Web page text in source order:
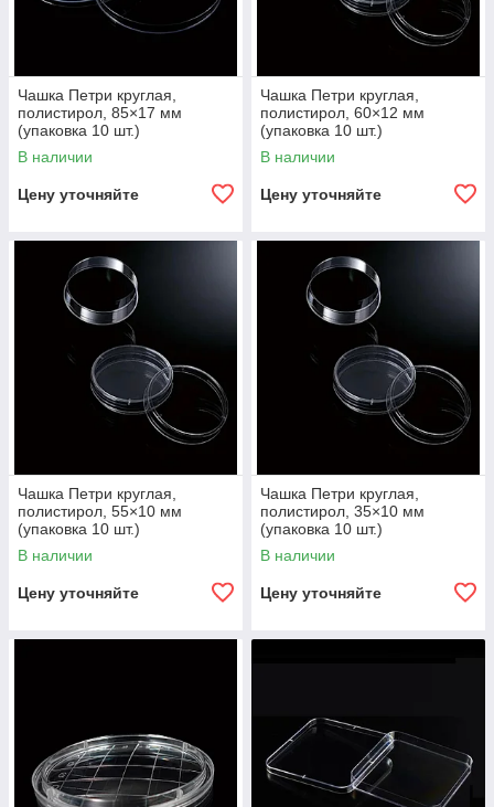
Чашка Петри круглая,
полистирол, 85×17 мм
(упаковка 10 шт.)
В наличии
Цену уточняйте
Чашка Петри круглая,
полистирол, 60×12 мм
(упаковка 10 шт.)
В наличии
Цену уточняйте
Чашка Петри круглая,
полистирол, 55×10 мм
(упаковка 10 шт.)
В наличии
Цену уточняйте
Чашка Петри круглая,
полистирол, 35×10 мм
(упаковка 10 шт.)
В наличии
Цену уточняйте